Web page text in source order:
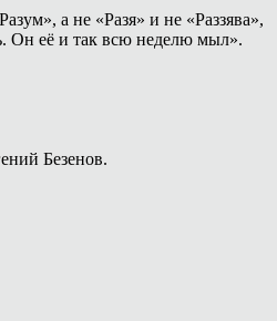
а не «Разя» и не «Раззява»,
Он её и так всю неделю мыл».
Безенов.